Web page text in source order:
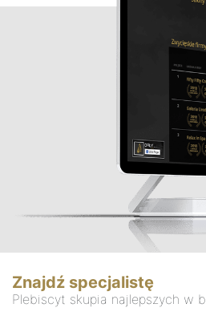
Znajdź specjalistę
Plebiscyt skupia najlepszych w